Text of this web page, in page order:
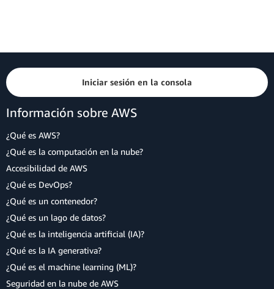
Iniciar sesión en la consola
Información sobre AWS
¿Qué es AWS?
¿Qué es la computación en la nube?
Accesibilidad de AWS
¿Qué es DevOps?
¿Qué es un contenedor?
¿Qué es un lago de datos?
¿Qué es la inteligencia artificial (IA)?
¿Qué es la IA generativa?
¿Qué es el machine learning (ML)?
Seguridad en la nube de AWS